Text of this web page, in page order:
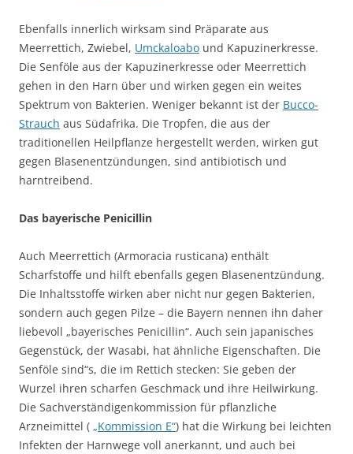
Ebenfalls innerlich wirksam sind Präparate aus
Meerrettich, Zwiebel, Umckaloabo und Kapuzinerkresse.
Die Senföle aus der Kapuzinerkresse oder Meerrettich
gehen in den Harn über und wirken gegen ein weites
Spektrum von Bakterien. Weniger bekannt ist der Bucco-
Strauch aus Südafrika. Die Tropfen, die aus der
traditionellen Heilpflanze hergestellt werden, wirken gut
gegen Blasenentzündungen, sind antibiotisch und
harntreibend.
Das bayerische Penicillin
Auch Meerrettich (Armoracia rusticana) enthält
Scharfstoffe und hilft ebenfalls gegen Blasenentzündung.
Die Inhaltsstoffe wirken aber nicht nur gegen Bakterien,
sondern auch gegen Pilze – die Bayern nennen ihn daher
liebevoll „bayerisches Penicillin“. Auch sein japanisches
Gegenstück, der Wasabi, hat ähnliche Eigenschaften. Die
Senföle sind“s, die im Rettich stecken: Sie geben der
Wurzel ihren scharfen Geschmack und ihre Heilwirkung.
Die Sachverständigenkommission für pflanzliche
Arzneimittel ( „Kommission E“) hat die Wirkung bei leichten
Infekten der Harnwege voll anerkannt, und auch bei